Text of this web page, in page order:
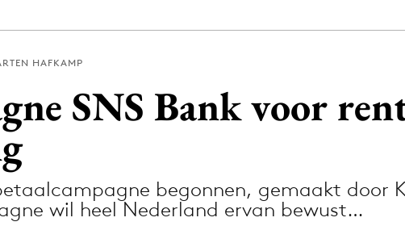
Media
Merkstrategie
HAFKAMP
SNS Bank voor
begonnen, gemaakt door
wil heel Nederland ervan bewust…